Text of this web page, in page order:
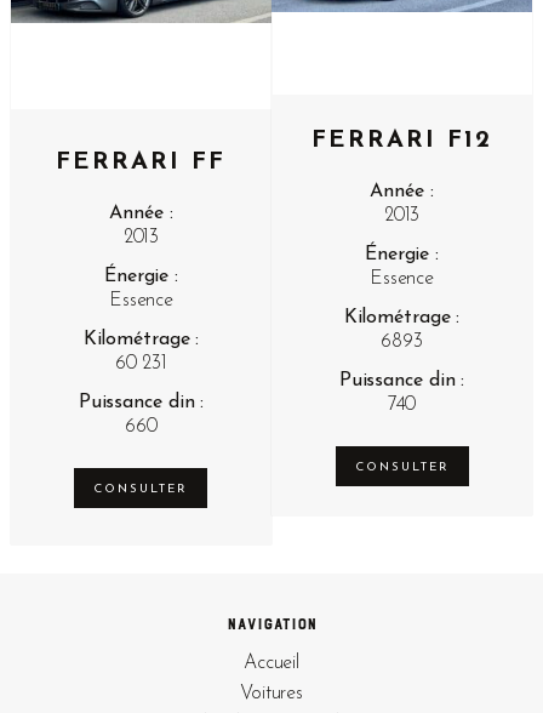
FERRARI FF
Année :
2013
Énergie :
Essence
Kilométrage :
60 231
Puissance din :
660
CONSULTER
FERRARI F12
Année :
2013
Énergie :
Essence
Kilométrage :
6893
Puissance din :
740
CONSULTER
Navigation
Accueil
Voitures